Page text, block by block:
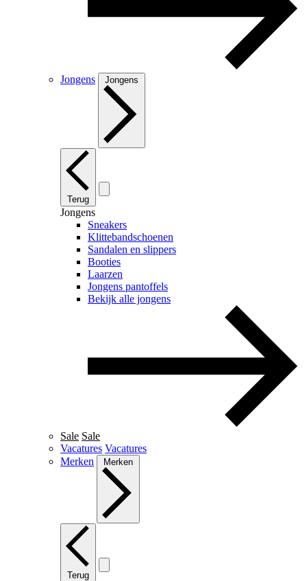
Jongens Jongens
Terug
Jongens
Sneakers
Klittebandschoenen
Sandalen en slippers
Booties
Laarzen
Jongens pantoffels
Bekijk alle jongens
Sale Sale
Vacatures Vacatures
Merken
Merken
Terug